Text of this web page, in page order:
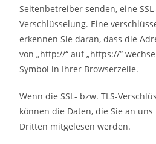
Seitenbetreiber senden, eine
Verschlüsselung. Eine
erkennen Sie daran, dass die
von „http://“ auf „https://“
Symbol in Ihrer Browserzeile.
Wenn die SSL- bzw. TLS-
können die Daten, die Sie an
Dritten mitgelesen werden.